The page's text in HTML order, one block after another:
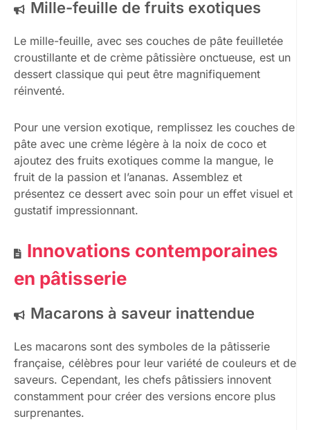
Mille-feuille de fruits exotiques
Le mille-feuille, avec ses couches de pâte feuilletée
croustillante et de crème pâtissière onctueuse, est un
dessert classique qui peut être magnifiquement
réinventé.
Pour une version exotique, remplissez les couches de
pâte avec une crème légère à la noix de coco et
ajoutez des fruits exotiques comme la mangue, le
fruit de la passion et l’ananas. Assemblez et
présentez ce dessert avec soin pour un effet visuel et
gustatif impressionnant.
Innovations contemporaines
en pâtisserie
Macarons à saveur inattendue
Les macarons sont des symboles de la pâtisserie
française, célèbres pour leur variété de couleurs et de
saveurs. Cependant, les chefs pâtissiers innovent
constamment pour créer des versions encore plus
surprenantes.